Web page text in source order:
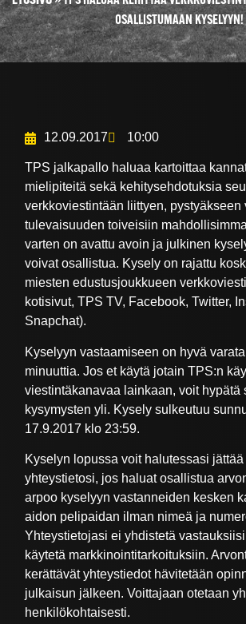
OSALLISTUMAAN KYSELYYN!
12.09.2017 10:00
TPS jalkapallo haluaa kartoittaa
mielipiteitä sekä kehitysehdotuksia
verkkoviestintään liittyen, pystyäkseen
tulevaisuuden toiveisiin
varten on avattu avoin ja julkinen
voivat osallistua. Kysely on rajattu
miesten edustusjoukkueen
kotisivut, TPS TV, Facebook, Twitter,
Snapchat).
Kyselyyn vastaamiseen on hyvä
minuuttia. Jos et käytä jotain TPS:n
viestintäkanavaa lainkaan, voit hypätä
kysymysten yli. Kysely sulkeutuu
17.9.2017 klo 23:59.
Kyselyn lopussa voit halutessasi jättää
yhteystietosi, jos haluat osallistua
arpoo kyselyyn vastanneiden kesken
aidon pelipaidan ilman nimeä ja
Yhteystietojasi ei yhdistetä
käytetä markkinointitarkoituksiin.
kerättävät yhteystiedot hävitetään
julkaisun jälkeen. Voittajaan otetaan
henkilökohtaisesti.